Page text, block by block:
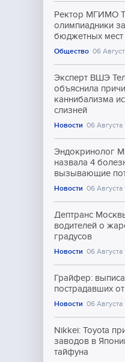
Ректор МГИМО
олимпиадники
бюджетных мест
Общество 06
Эксперт ВШЭ
объяснила
каннибализма
слизней
Новости 06 Августа
Эндокринолог
назвала 4
вызывающие
Новости 06 Августа
Дептранс
водителей о
градусов
Новости 06 Августа
Грайфер:
пострадавших
Новости 06 Августа
Nikkei: Toyota
заводов в
тайфуна